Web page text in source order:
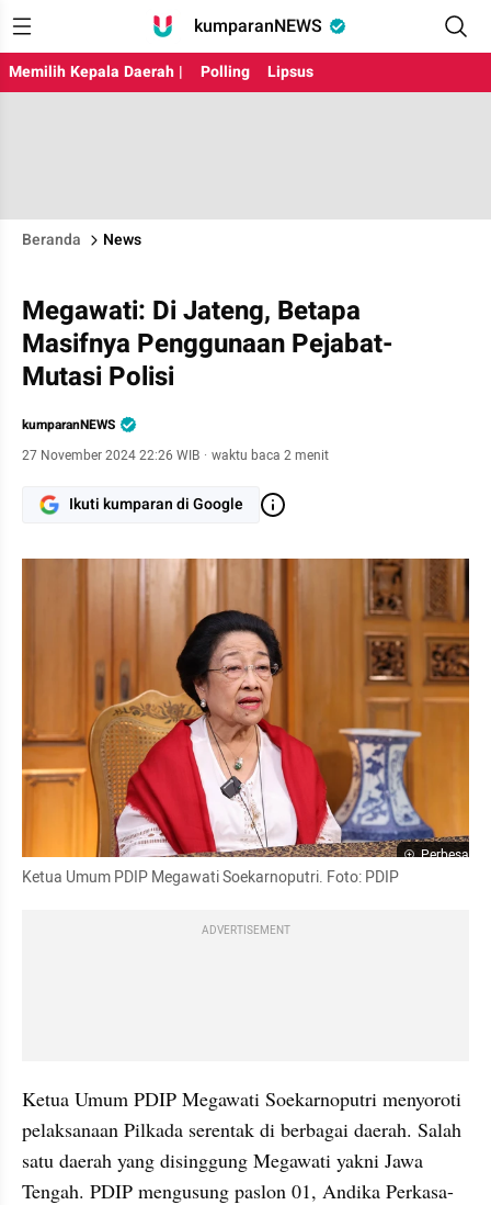
kumparanNEWS
Memilih Kepala Daerah | Polling Lipsus
Beranda News
Megawati: Di Jateng, Betapa
Masifnya Penggunaan Pejabat-
Mutasi Polisi
kumparanNEWS
27 November 2024 22:26 WIB · waktu baca 2 menit
Ikuti kumparan di Google
Perbesar
Ketua Umum PDIP Megawati Soekarnoputri. Foto: PDIP
ADVERTISEMENT
Ketua Umum PDIP Megawati Soekarnoputri menyoroti
pelaksanaan Pilkada serentak di berbagai daerah. Salah
satu daerah yang disinggung Megawati yakni Jawa
Tengah. PDIP mengusung paslon 01, Andika Perkasa-